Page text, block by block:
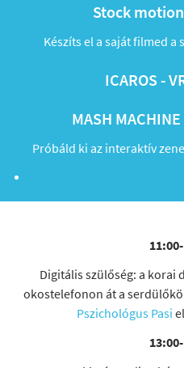
Stock
Készíts el a saját filmed
ICAROS -
MASH
Próbáld ki az interaktív
Digitális szülőség: a korai
okostelefonon át a
Pszichológus Pasi